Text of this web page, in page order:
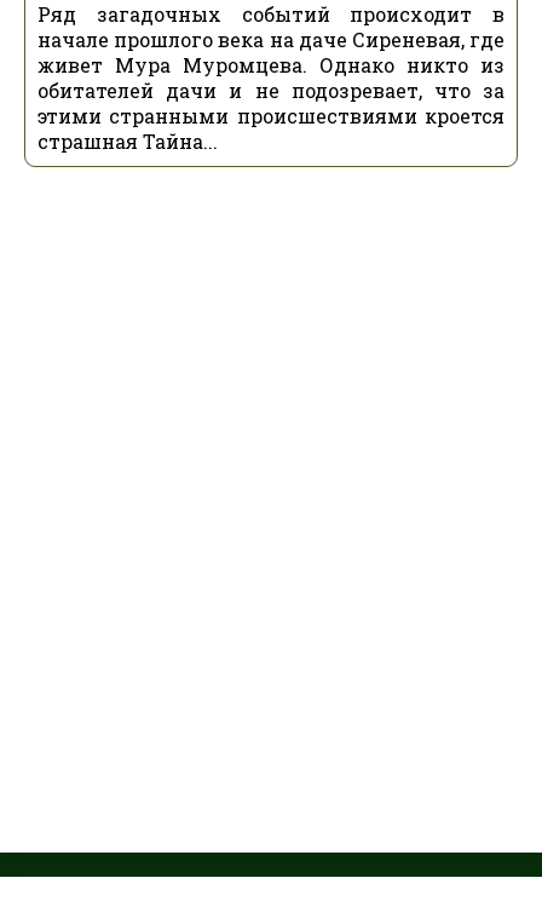
Ряд загадочных событий происходит в
начале прошлого века на даче Сиреневая, где
живет Мура Муромцева. Однако никто из
обитателей дачи и не подозревает, что за
этими странными происшествиями кроется
страшная Тайна...